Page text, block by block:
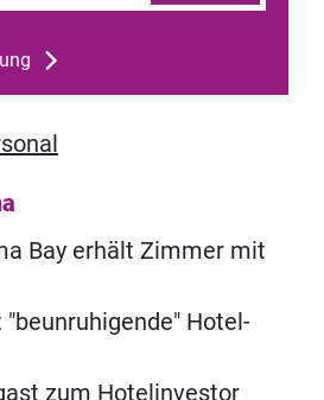
Bay erhält Zimmer mit
Hotel-
zum Hotelinvestor